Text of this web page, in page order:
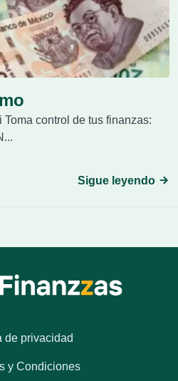
control de tus finanzas:
Sigue leyendo
de privacidad
y Condiciones